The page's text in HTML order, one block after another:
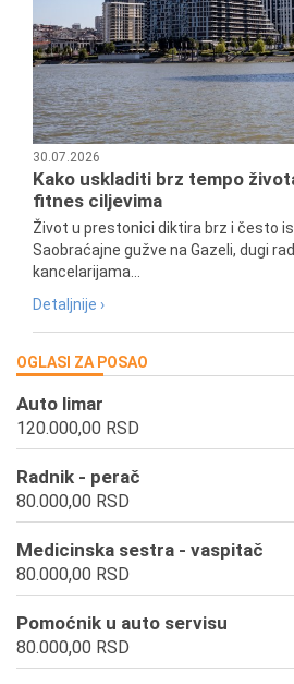
30.07.2026
Kako uskladiti brz tempo
fitnes ciljevima
Život u prestonici diktira brz i često
Saobraćajne gužve na Gazeli, dugi
kancelarijama...
Detaljnije ›
OGLASI ZA POSAO
Auto limar
120.000,00 RSD
Radnik - perač
80.000,00 RSD
Medicinska sestra - vaspitač
80.000,00 RSD
Pomoćnik u auto servisu
80.000,00 RSD